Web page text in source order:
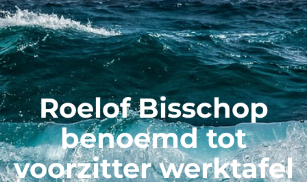
Roelof Bisschop
benoemd tot
voorzitter werktafel